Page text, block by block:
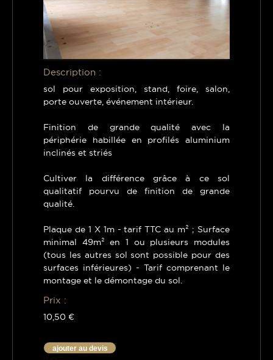
Description :
sol pour exposition, stand, foire, salon,
porte ouverte, événement intérieur.
Finition de grande qualité avec la
périphérie habillée en profilés aluminium
inclinés et striés
Cultiver la différence grâce à ce sol
qualitatif pourvu de finition de grande
qualité.
Plaque de 1 X 1m - tarif TTC au m² ; Surface
minimal 49m² en 1 ou plusieurs modules
(tous les autres sol sont possible pour des
surfaces inférieures) - Tarif comprenant le
montage et le démontage du sol.
Prix :
10,50 €
ajouter au devis